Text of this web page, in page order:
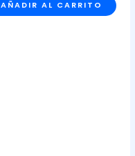
AÑADIR AL CARRITO